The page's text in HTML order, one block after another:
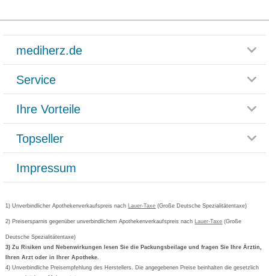
mediherz.de
Glossar
Häufig gestellte Fragen
Datenschutz
AGB
Cookie-Einstellungen
Vertrag widerrufen
Service
Rücksendemöglichkeit
Paketlieferstatus
Versandkosten
Bestellschein ausfüllen
Newsletteranmeldung
Ihre Vorteile
Rezeptlieferung
Bonusprogramm
Gutschein und Rabatte
Kundenbewertung
Topseller
Grippostad
Bepanthen
Formoline
Wick
Impressum
1) Unverbindlicher Apothekenverkaufspreis nach Lauer-Taxe (Große Deutsche Spezialitätentaxe)
2) Preisersparnis gegenüber unverbindlichem Apothekenverkaufspreis nach Lauer-Taxe (Große
Deutsche Spezialitätentaxe)
3) Zu Risiken und Nebenwirkungen lesen Sie die Packungsbeilage und fragen Sie Ihre Ärztin,
Ihren Arzt oder in Ihrer Apotheke.
4) Unverbindliche Preisempfehlung des Herstellers. Die angegebenen Preise beinhalten die gesetzlich